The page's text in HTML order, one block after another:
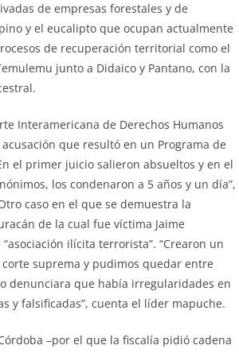
de empresas forestales y de
y el eucalipto que ocupan actualmente
de recuperación territorial como el
junto a Didaico y Pantano, con la
Interamericana de Derechos Humanos
que resultó en un Programa de
el primer juicio salieron absueltos y en el
los condenaron a 5 años y un día”,
caso en el que se demuestra la
de la cual fue víctima Jaime
ilícita terrorista”. “Crearon un
suprema y pudimos quedar entre
denunciara que había irregularidades en
y falsificadas”, cuenta el líder mapuche.
–por el que la fiscalía pidió cadena